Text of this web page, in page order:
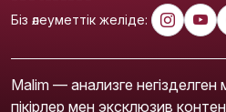
Біз әлеуметтік желіде:
Malim — анализге
пікірлер мен эксклюзив